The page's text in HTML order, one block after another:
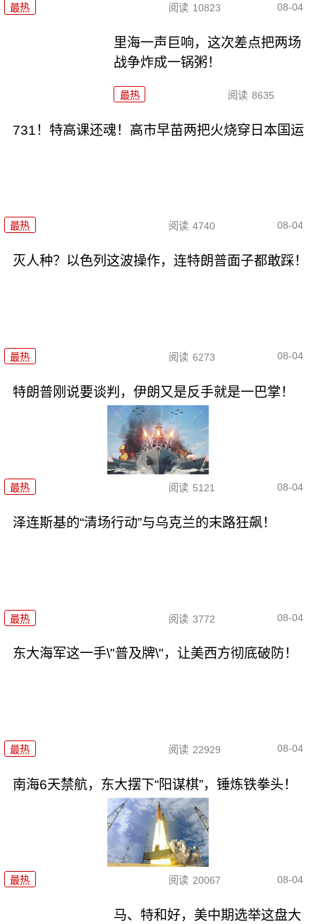
最热 阅读 10823 08-04
里海一声巨响，这次差点把两场
战争炸成一锅粥！
最热 阅读 8635
731！特高课还魂！高市早苗两把火烧穿日本国运
最热 阅读 4740 08-04
灭人种？以色列这波操作，连特朗普面子都敢踩！
最热 阅读 6273 08-04
特朗普刚说要谈判，伊朗又是反手就是一巴掌！
最热 阅读 5121 08-04
泽连斯基的“清场行动”与乌克兰的末路狂飙！
最热 阅读 3772 08-04
东大海军这一手\"普及牌\"，让美西方彻底破防！
最热 阅读 22929 08-04
南海6天禁航，东大摆下“阳谋棋”，锤炼铁拳头！
最热 阅读 20067 08-04
马、特和好，美中期选举这盘大